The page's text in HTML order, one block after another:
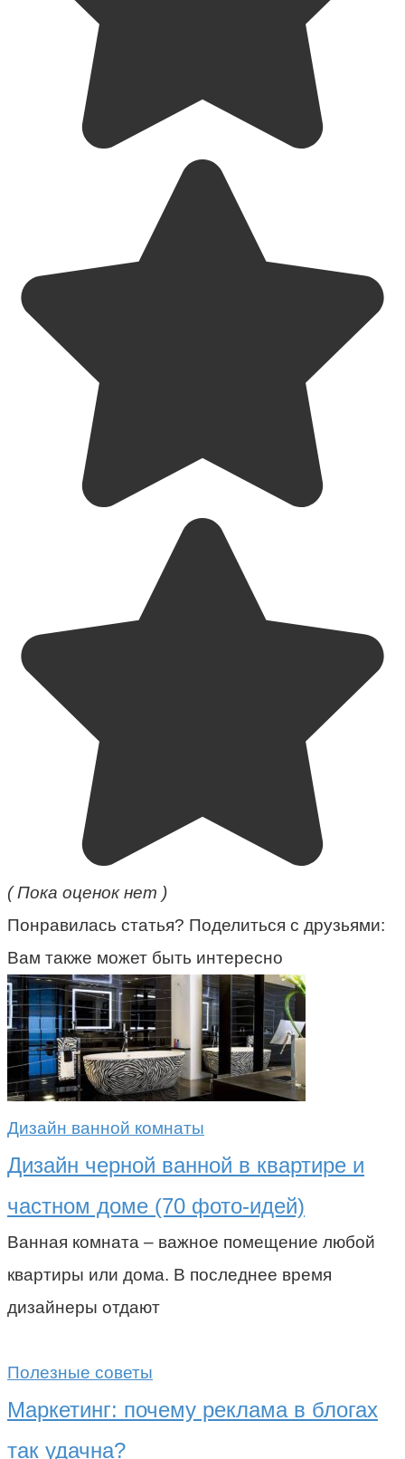
( Пока оценок нет )
Понравилась статья? Поделиться с друзьями:
Вам также может быть интересно
Дизайн ванной комнаты
Дизайн черной ванной в квартире и
частном доме (70 фото-идей)
Ванная комната – важное помещение любой
квартиры или дома. В последнее время
дизайнеры отдают
Полезные советы
Маркетинг: почему реклама в блогах
так удачна?